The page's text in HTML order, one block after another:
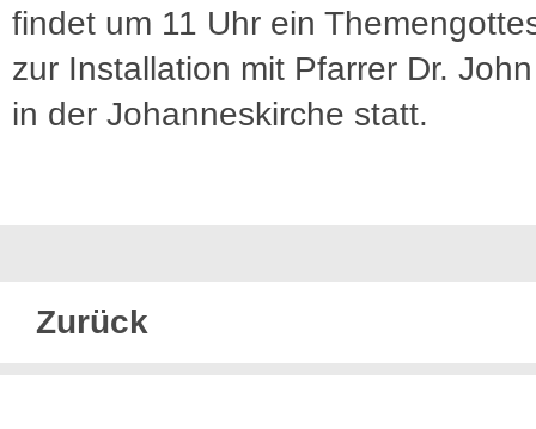
findet um 11 Uhr ein
zur Installation mit Pfarrer Dr.
in der Johanneskirche statt.
Zurück